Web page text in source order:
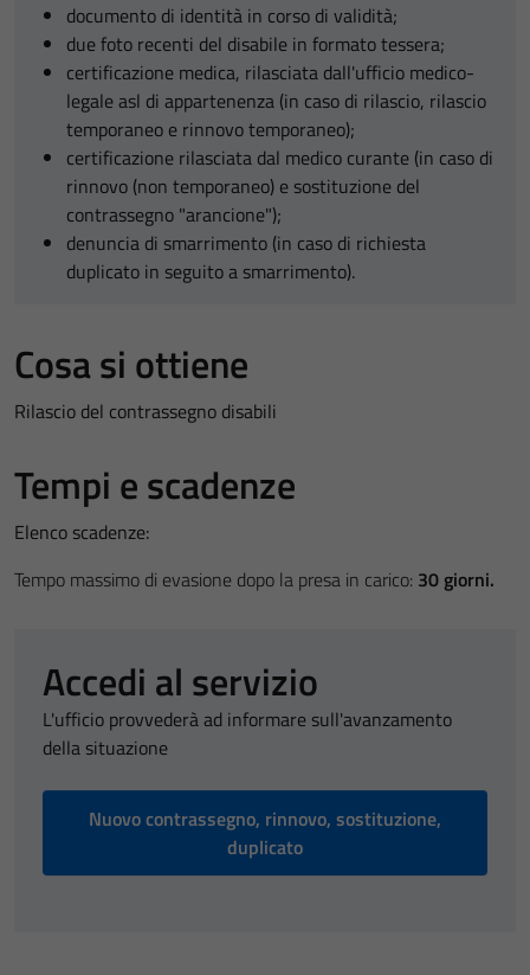
documento di identità in corso di validità;
due foto recenti del disabile in formato tessera;
certificazione medica, rilasciata dall'ufficio medico-
legale asl di appartenenza (in caso di rilascio, rilascio
temporaneo e rinnovo temporaneo);
certificazione rilasciata dal medico curante (in caso di
rinnovo (non temporaneo) e sostituzione del
contrassegno "arancione");
denuncia di smarrimento (in caso di richiesta
duplicato in seguito a smarrimento).
Cosa si ottiene
Rilascio del contrassegno disabili
Tempi e scadenze
Elenco scadenze:
Tempo massimo di evasione dopo la presa in carico: 30 giorni.
Accedi al servizio
L'ufficio provvederà ad informare sull'avanzamento
della situazione
Nuovo contrassegno, rinnovo, sostituzione,
duplicato